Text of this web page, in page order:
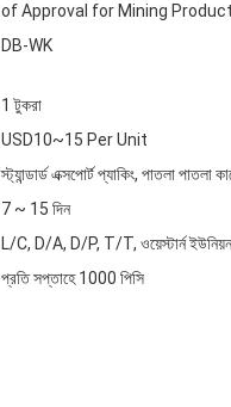
of Approval for Mining
DB-WK
1 টুকরা
USD10~15 Per Unit
স্ট্যান্ডার্ড এক্সপোর্ট প্যাকিং, পাতলা পাতলা
7 ~ 15 দিন
L/C, D/A, D/P, T/T, ওয়েস্টার্ন ইউনিয়ন,
প্রতি সপ্তাহে 1000 পিসি